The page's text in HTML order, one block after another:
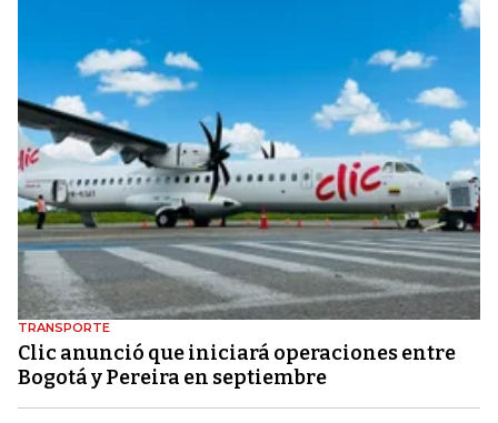
TRANSPORTE
Clic anunció que iniciará operaciones entre
Bogotá y Pereira en septiembre